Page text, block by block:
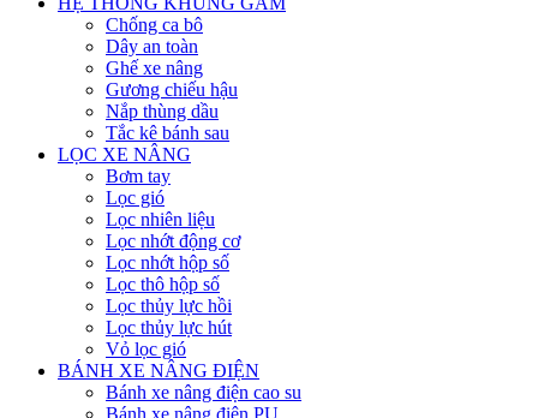
Chống ca bô
Dây an toàn
Ghế xe nâng
Gương chiếu hậu
Nắp thùng dầu
Tắc kê bánh sau
LỌC XE NÂNG
Bơm tay
Lọc gió
Lọc nhiên liệu
Lọc nhớt động cơ
Lọc nhớt hộp số
Lọc thô hộp số
Lọc thủy lực hồi
Lọc thủy lực hút
Vỏ lọc gió
BÁNH XE NÂNG ĐIỆN
Bánh xe nâng điện cao su
Bánh xe nâng điện PU